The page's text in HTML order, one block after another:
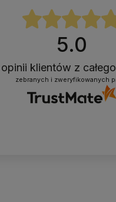
5.0
opinii klientów z
zebranych i zweryfikowanych